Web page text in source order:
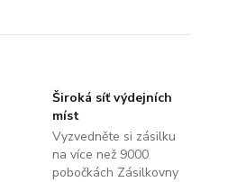
Široká síť výdejních
míst
Vyzvedněte si zásilku
na více než 9000
pobočkách Zásilkovny